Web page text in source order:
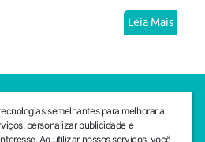
Leia Mais
SEDE CEJAM
Liberdade, São Paulo, 01503-001
3469 - 1818
semelhantes para melhorar a
personalizar publicidade e
Ao utilizar nossos serviços, você